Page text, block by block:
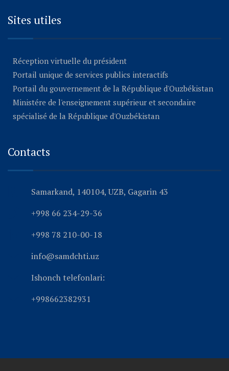
Sites utiles
Réception virtuelle du président
Portail unique de services publics interactifs
Portail du gouvernement de la République d'Ouzbékistan
Ministére de l'enseignement supérieur et secondaire
spécialisé de la République d'Ouzbékistan
Contacts
Samarkand, 140104, UZB, Gagarin 43
+998 66 234-29-36
+998 78 210-00-18
info@samdchti.uz
Ishonch telefonlari:
+998662382931